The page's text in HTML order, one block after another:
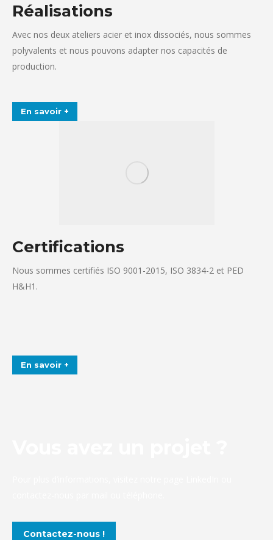
Réalisations
Avec nos deux ateliers acier et inox dissociés, nous sommes
polyvalents et nous pouvons adapter nos capacités de
production.
En savoir +
Certifications
Nous sommes certifiés ISO 9001-2015, ISO 3834-2 et PED
H&H1.
En savoir +
Contactez-nous !